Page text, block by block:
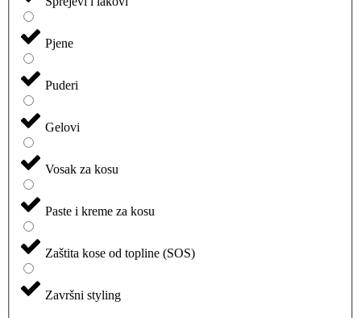
Pjene
Puderi
Gelovi
Vosak za kosu
Paste i kreme za kosu
Zaštita kose od topline (SOS)
Završni styling